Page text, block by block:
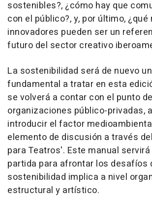
sostenibles?, ¿cómo hay que
con el público?, y, por último,
innovadores pueden ser un
futuro del sector creativo
La sostenibilidad será de nuevo
fundamental a tratar en esta
se volverá a contar con el punto
organizaciones público-privadas,
introducir el factor
elemento de discusión a través
para Teatros'. Este manual
partida para afrontar los desafíos
sostenibilidad implica a nivel
estructural y artístico.